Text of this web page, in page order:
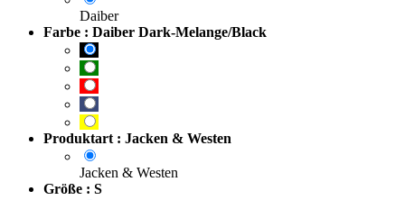
Daiber
Farbe : Daiber Dark-Melange/Black
Produktart : Jacken & Westen
Jacken & Westen
Größe : S